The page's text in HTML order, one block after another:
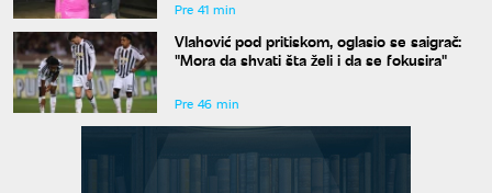
Pre 41 min
Vlahović pod pritiskom, oglasio se saigrač:
"Mora da shvati šta želi i da se fokusira"
Pre 46 min